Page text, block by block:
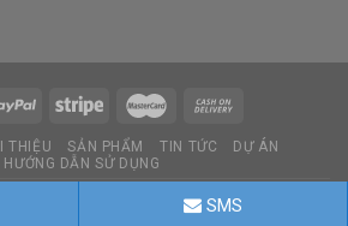
THIỆU SẢN PHẨM TIN TỨC
DỰ ÁN
HƯỚNG DẪN SỬ DỤNG
© Developed By Balloon.vn
SMS